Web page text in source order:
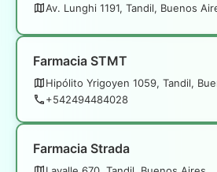
Av. Lunghi 1191, Tandil, Buenos
Farmacia STMT
Hipólito Yrigoyen 1059, Tandil,
+542494484028
Farmacia Strada